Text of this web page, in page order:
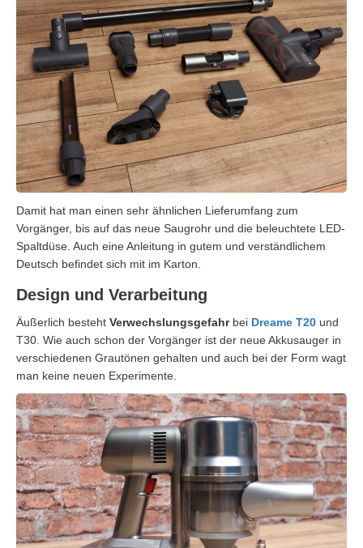
Damit hat man einen sehr ähnlichen Lieferumfang zum
Vorgänger, bis auf das neue Saugrohr und die beleuchtete LED-
Spaltdüse. Auch eine Anleitung in gutem und verständlichem
Deutsch befindet sich mit im Karton.
Design und Verarbeitung
Äußerlich besteht Verwechslungsgefahrbei Dreame T20 und
T30. Wie auch schon der Vorgänger ist der neue Akkusauger in
verschiedenen Grautönen gehalten und auch bei der Form wagt
man keine neuen Experimente.